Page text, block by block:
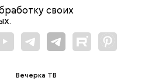
своих
Вечерка ТВ